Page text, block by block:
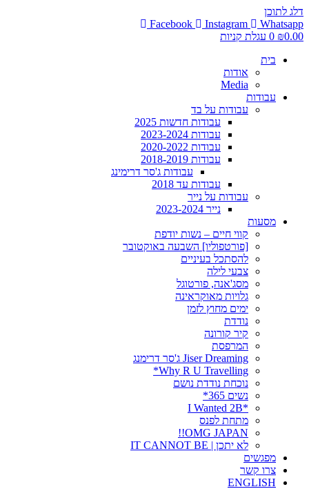
דלג לתוכן
Facebook
Instagram
Whatsapp
₪0.00
0 עגלת קניות
בית
אודות
Media
עבודות
עבודות על בד
עבודות חדשות 2025
עבודות 2023-2024
עבודות 2020-2022
עבודות 2018-2019
עבודות ג'סר דרימינג
עבודות עד 2018
עבודות על נייר
נייר 2023-2024
מסעות
קווי חיים – נשות יודפת
[פורטפוליו] השבעה באוקטובר
להסתכל בעיניים
צבעי לילה
מסג'אנה, פורטוגל
גלויות מאוקראינה
ימים מחוץ לזמן
נודדת
קיר קורונה
המרפסת
Jiser Dreaming ג'סר דרימנג
Why R U Travelling*
נוכחת נודדת נושם
נשים 365*
*I Wanted 2B
מתחת לפנס
OMG JAPAN!!
לא יתכן | IT CANNOT BE
מפגשים
צרו קשר
ENGLISH